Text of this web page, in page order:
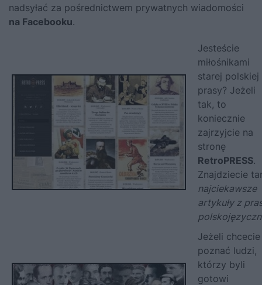
nadsyłać za pośrednictwem prywatnych wiadomości
na Facebooku.
Jesteście
miłośnikami
starej polskiej
prasy? Jeżeli
tak, to
koniecznie
zajrzyjcie na
stronę
RetroPRESS.
Znajdziecie
najciekawsze
artykuły z
Jeżeli chcecie
poznać ludzi,
którzy byli
gotowi